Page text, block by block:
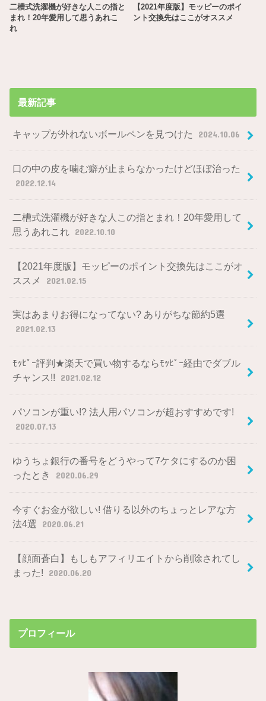
二槽式洗濯機が好きな人この指と
まれ！20年愛用して思うあれこ
れ
【2021年度版】モッピーのポイ
ント交換先はここがオススメ
最新記事
キャップが外れないボールペンを見つけた 2024.10.06
口の中の皮を噛む癖が止まらなかったけどほぼ治った
2022.12.14
二槽式洗濯機が好きな人この指とまれ！20年愛用して
思うあれこれ
2022.10.10
【2021年度版】モッピーのポイント交換先はここがオ
ススメ
2021.02.15
実はあまりお得になってない? ありがちな節約5選
2021.02.13
ﾓｯﾋﾟｰ評判★楽天で買い物するならﾓｯﾋﾟｰ経由でダブル
チャンス!!
2021.02.12
パソコンが重い!? 法人用パソコンが超おすすめです!
2020.07.13
ゆうちょ銀行の番号をどうやって7ケタにするのか困
ったとき
2020.06.29
今すぐお金が欲しい! 借りる以外のちょっとレアな方
法4選
2020.06.21
【顔面蒼白】もしもアフィリエイトから削除されてし
まった!
2020.06.20
プロフィール